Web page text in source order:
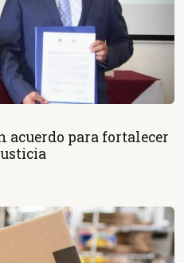
acuerdo para fortalecer